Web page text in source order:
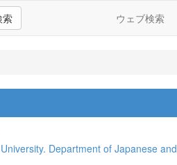
索 ウェブ検索
Department of Japanese and